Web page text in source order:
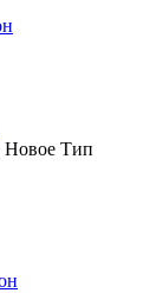
Новое Тип